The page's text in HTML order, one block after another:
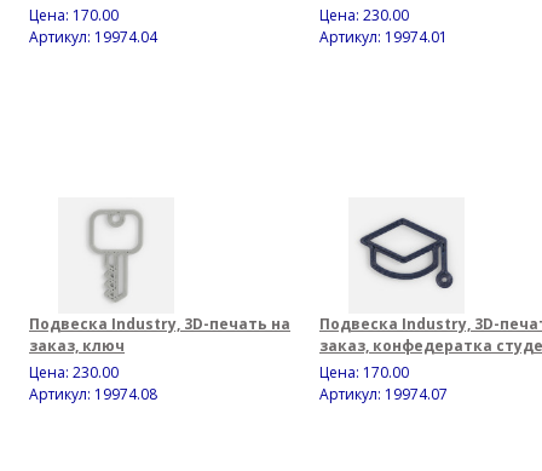
Цена: 170.00
Артикул: 19974.04
Цена: 230.00
Артикул: 19974.01
Подвеска Industry, 3D-печать на
заказ, ключ
Цена: 230.00
Артикул: 19974.08
Подвеска Industry, 3D-
заказ, конфедератка
Цена: 170.00
Артикул: 19974.07